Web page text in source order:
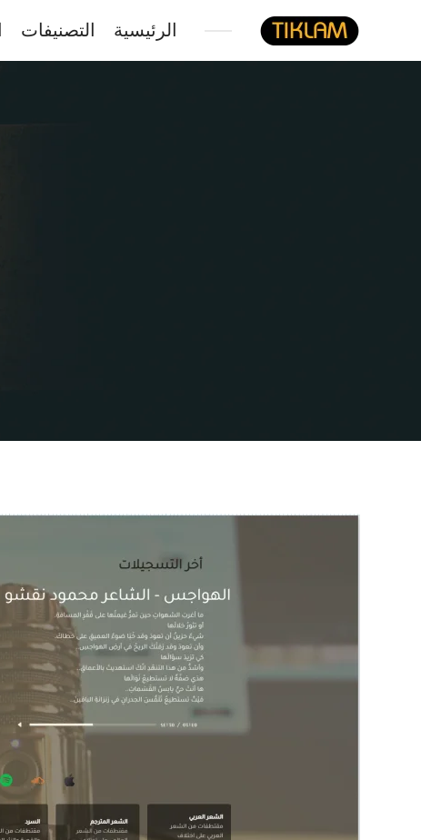
نصل
الرئيسية التصنيفات